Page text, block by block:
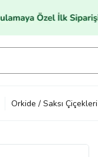
Orkide / Saksı Çiçekleri